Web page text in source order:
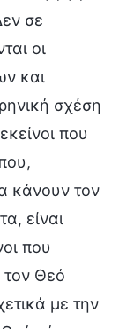
σε
οι
και
σχέση
που
κάνουν τον
είναι
που
τον Θεό
με την